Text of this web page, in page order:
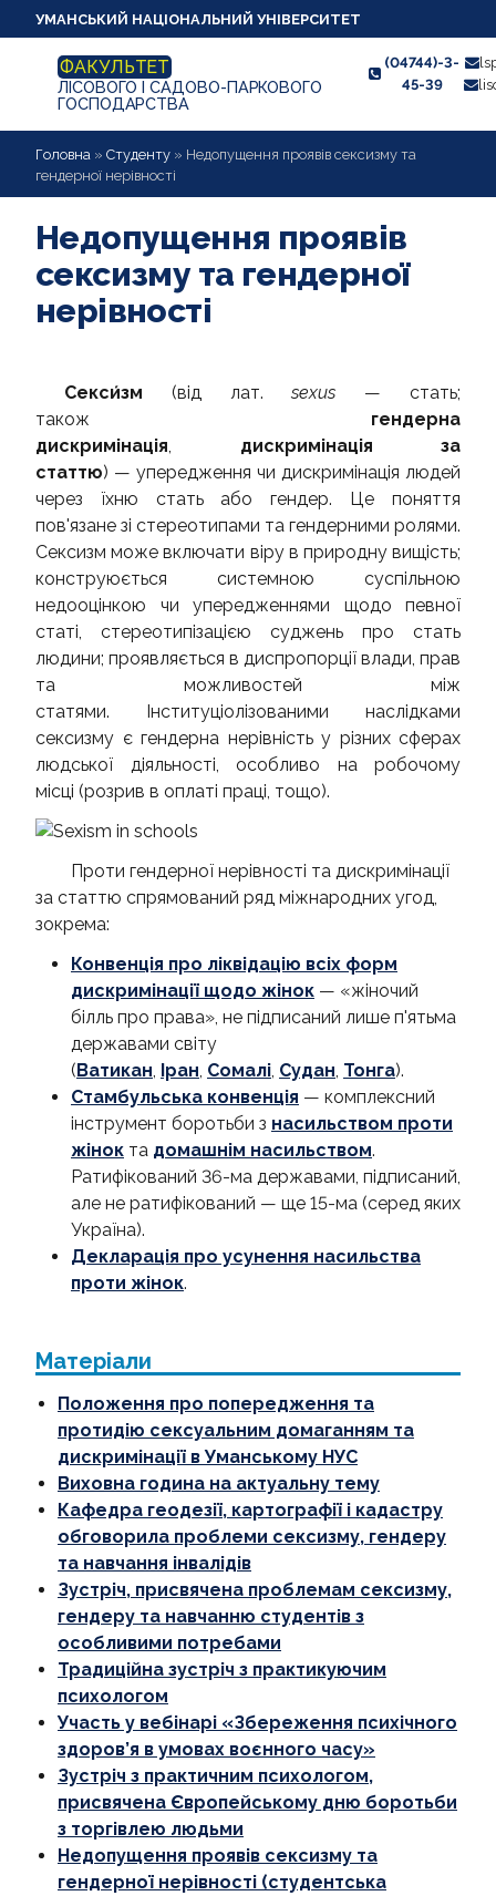
УМАНСЬКИЙ НАЦІОНАЛЬНИЙ УНІВЕРСИТЕТ
ФАКУЛЬТЕТ
ЛІСОВОГО І САДОВО-ПАРКОВОГО
ГОСПОДАРСТВА
(04744)-3-
45-39
ПРО ФАКУЛЬТЕТ
АБІТУРІЄНТУ
СТУДЕНТУ
КАФЕДРИ
НАУКОВА РОБОТА
ПРОФОРІЄНТАЦІЙНА РОБОТА
АРХІВНИЙ САЙТ УДПУ
Головна » Студенту » Недопущення проявів сексизму та
гендерної нерівності
Недопущення проявів
сексизму та гендерної
нерівності
Секси́зм (від лат.sexus — стать;
також гендерна
дискримінація
дискримінація за
статтю) — упередження чи дискримінація людей
через їхню стать або гендер. Це поняття
пов'язане зі стереотипами та гендерними ролями.
Сексизм може включати віру в природну вищість;
конструюється системною суспільною
недооцінкою чи упередженнями щодо певної
статі, стереотипізацією суджень про стать
людини; проявляється в диспропорції влади, прав
та можливостей між
статями. Інституціолізованими наслідками
сексизму є гендерна нерівність у різних сферах
людської діяльності, особливо на робочому
місці (розрив в оплаті праці, тощо).
Проти гендерної нерівності та дискримінації
за статтю спрямований ряд міжнародних угод,
зокрема:
Конвенція про ліквідацію всіх форм
дискримінації щодо жінок — «жіночий
білль про права», не підписаний лише п'ятьма
державами світу
(Ватикан Іран Сомалі Судан Тонга).
Стамбульська конвенція — комплексний
інструмент боротьби з насильством проти
жінок та домашнім насильством.
Ратифікований 36-ма державами, підписаний,
але не ратифікований — ще 15-ма (серед яких
Україна).
Декларація про усунення насильства
проти жінок.
Матеріали
Положення про попередження та
протидію сексуальним домаганням та
дискримінації в Уманському НУС
Виховна година на актуальну тему
Кафедра геодезії, картографії і кадастру
обговорила проблеми сексизму, гендеру
та навчання інвалідів
Зустріч, присвячена проблемам сексизму,
гендеру та навчанню студентів з
особливими потребами
Традиційна зустріч з практикуючим
психологом
Участь у вебінарі «Збереження психічного
здоров’я в умовах воєнного часу»
Зустріч з практичним психологом,
присвячена Європейському дню боротьби
з торгівлею людьми
Недопущення проявів сексизму та
гендерної нерівності (студентська